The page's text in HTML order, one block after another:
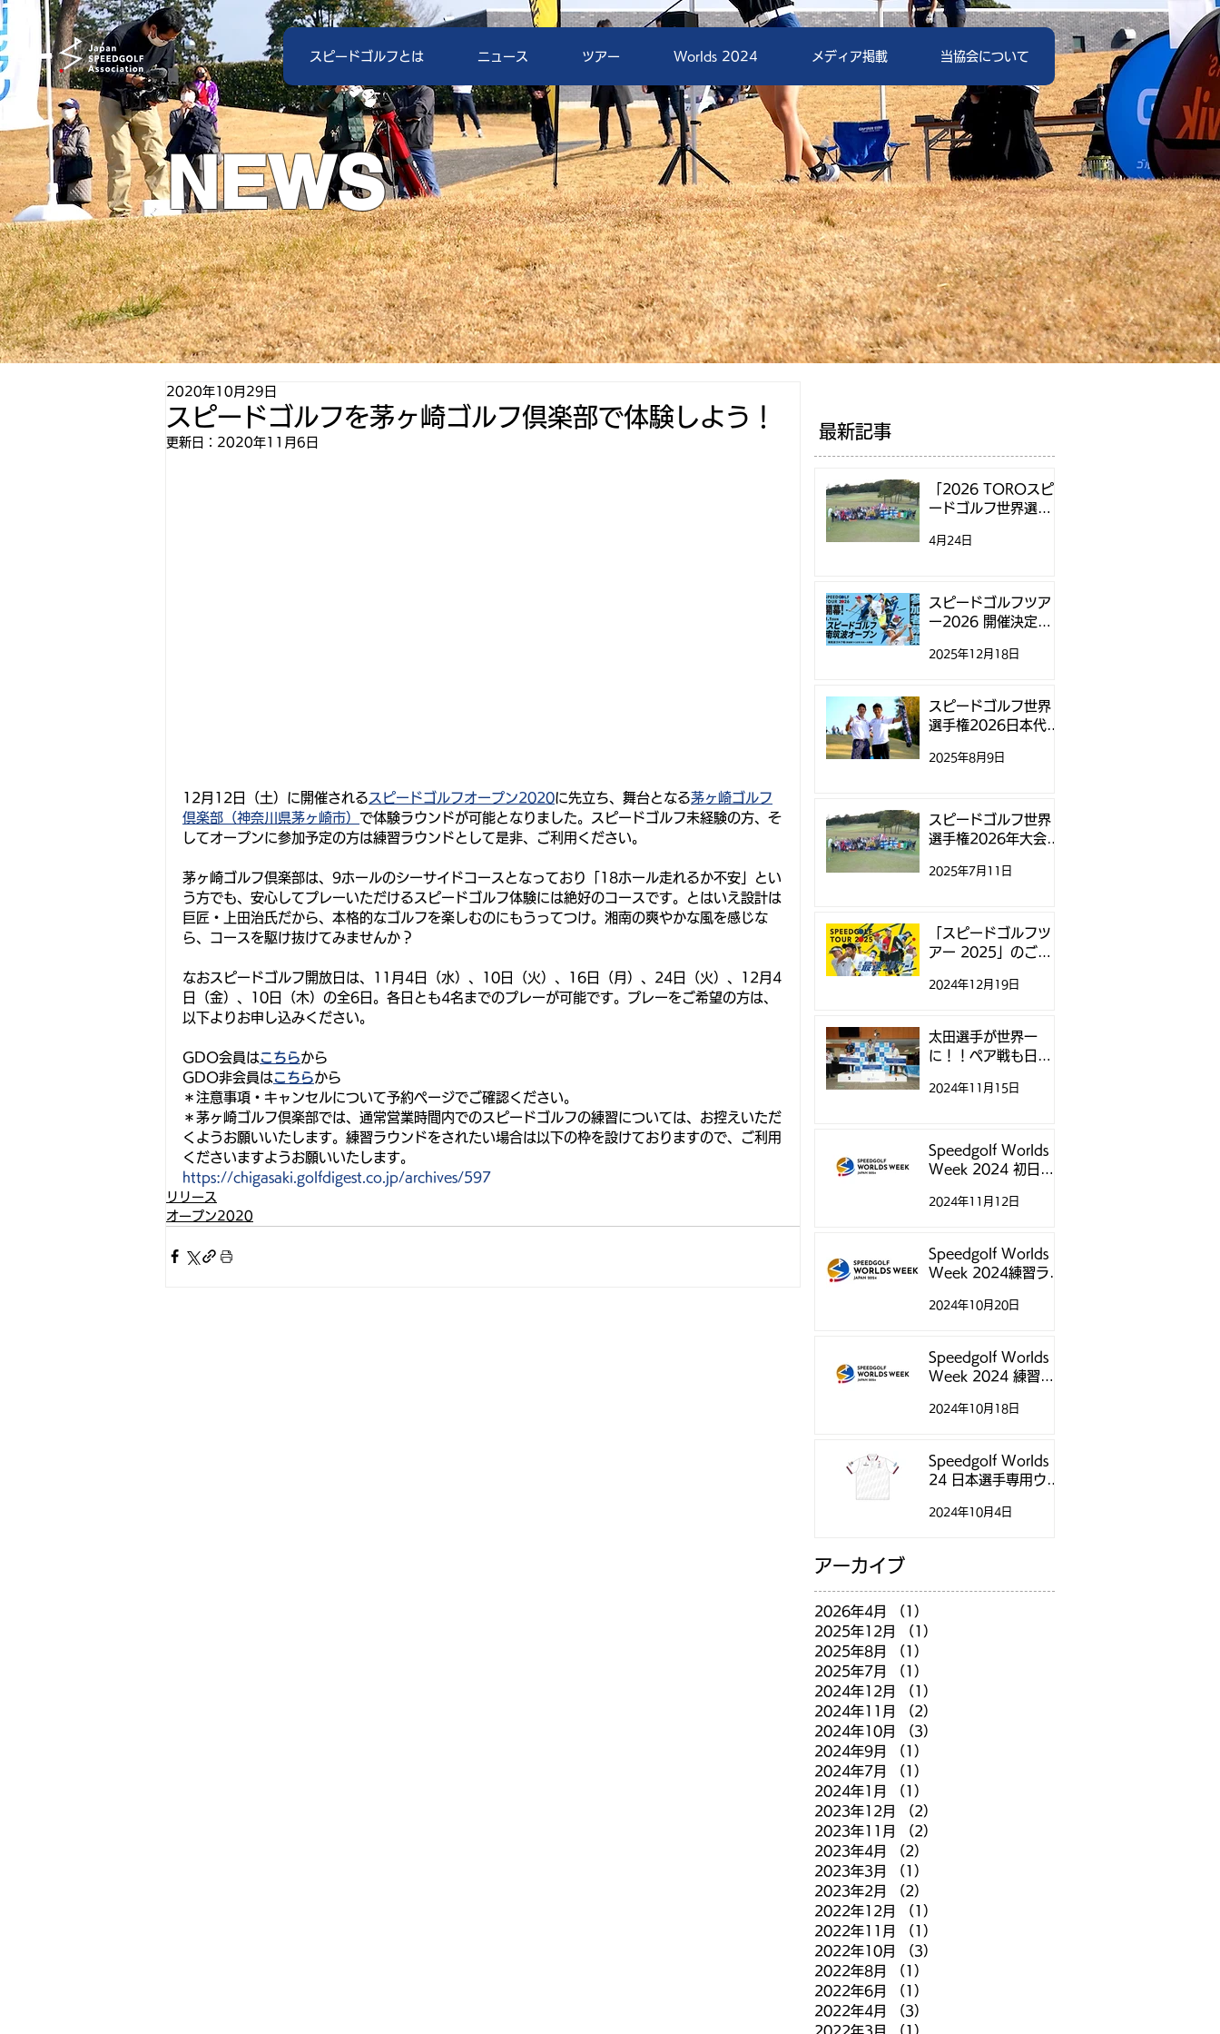
スピードゴルフとは ニュース ツアー Worlds 2024 メディア掲載 当協会について
NEWS
スピードゴルフを茅ヶ崎ゴルフ倶楽部で体験しよう！
2020年10月29日
更新日： 2020年11月6日
12月12日（土）に開催される スピードゴルフオープン2020に先立ち、舞台となる茅ヶ崎ゴルフ
倶楽部（神奈川県茅ヶ崎市） で体験ラウンドが可能となりました。スピードゴルフ未経験の方、そ
してオープンに参加予定の方は練習ラウンドとして是非、ご利用ください。
茅ヶ崎ゴルフ倶楽部は、9ホールのシーサイドコースとなっており「18ホール走れるか不安」とい
う方でも、安心してプレーいただけるスピードゴルフ体験には絶好のコースです。とはいえ設計は
巨匠・上田治氏だから、本格的なゴルフを楽しむのにもうってつけ。湘南の爽やかな風を感じな
ら、コースを駆け抜けてみませんか？
なおスピードゴルフ開放日は、11月4日（水）、10日（火）、16日（月）、24日（火）、12月4
日（金）、10日（木）の全6日。各日とも4名までのプレーが可能です。プレーをご希望の方は、
以下よりお申し込みください。
GDO会員はこちらから
GDO非会員はこちらから
＊注意事項・キャンセルについて予約ページでご確認ください。
＊茅ヶ崎ゴルフ倶楽部では、通常営業時間内でのスピードゴルフの練習については、お控えいただ
くようお願いいたします。練習ラウンドをされたい場合は以下の枠を設けておりますので、ご利用
くださいますようお願いいたします。
https://chigasaki.golfdigest.co.jp/archives/597
リリース
オープン2020
最新記事
「2026 TOROスピ
ードゴルフ世界選手
法決定のお知らせ
4月24日
スピードゴルフツア
ー2026 開催決定！
フ南筑波オープン」
らせ
2025年12月18日
スピードゴルフ世界
選手権2026日本代表
せ
2025年8月9日
スピードゴルフ世界
選手権2026年大会、
ンドで開催
2025年7月11日
「スピードゴルフツ
アー 2025」のご案
2024年12月19日
太田選手が世界一
に！！ペア戦も日本
ピードゴルフ世界選
2024年11月15日
Speedgolf Worlds
Week 2024 初日テ
2024年11月12日
Speedgolf Worlds
Week 2024練習ラウ
トのお知らせ
2024年10月20日
Speedgolf Worlds
Week 2024 練習ラ
2024年10月18日
Speedgolf Worlds
24 日本選手専用ウェ
2024年10月4日
アーカイブ
2026年4月 （1）
2025年12月
（1）
2025年8月
（1）
2025年7月
（1）
2024年12月
（1）
2024年11月
（2）
2024年10月
（3）
2024年9月
（1）
2024年7月
（1）
2024年1月
（1）
2023年12月
（2）
2023年11月
（2）
2023年4月
（2）
2023年3月
（1）
2023年2月
（2）
2022年12月
（1）
2022年11月
（1）
2022年10月
（3）
2022年8月
（1）
2022年6月
（1）
2022年4月
（3）
2022年3月
（1）